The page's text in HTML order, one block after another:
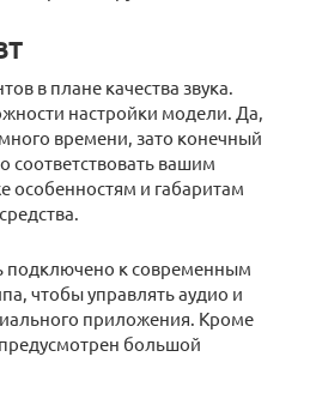
в плане качества звука.
настройки модели. Да,
времени, зато конечный
соответствовать вашим
особенностям и габаритам
подключено к современным
чтобы управлять аудио и
приложения. Кроме
большой